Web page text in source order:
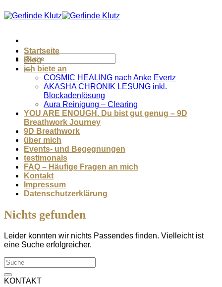
Inhalt
Startseite
Blog
ich biete an
COSMIC HEALING nach Anke Evertz
AKASHA CHRONIK LESUNG inkl.
Blockadenlösung
Aura Reinigung – Clearing
YOU ARE ENOUGH. Du bist gut genug – 9D
Breathwork Journey
9D Breathwork
über mich
Events- und Begegnungen
testimonals
FAQ – Häufige Fragen an mich
Kontakt
Impressum
Datenschutzerklärung
Nichts gefunden
Leider konnten wir nichts Passendes finden. Vielleicht ist
eine Suche erfolgreicher.
KONTAKT